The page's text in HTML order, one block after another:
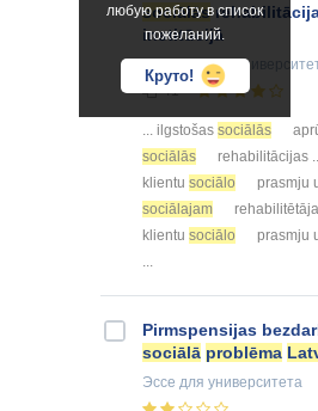
любую работу в список
пожеланий.
Круто!
sociālās
institūcijā
для
41
... ilgstošas sociālās
sociālās
rehabilitācijas
klientu sociālo
prasmju
sociālajam
klientu sociālo
prasmju
...
Pirmspensijas
sociālā problēma
Эссе для университета